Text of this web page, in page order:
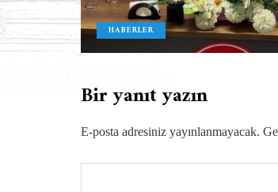
HABERLER
Bir yanıt yazın
E-posta adresiniz yayınlanmayacak.